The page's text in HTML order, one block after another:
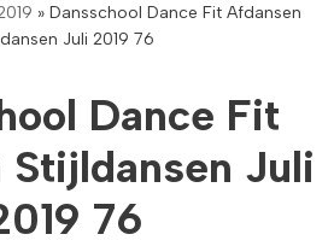
» Dansschool Dance Fit Afdansen
Juli 2019 76
Dance Fit
Stijldansen Juli
76